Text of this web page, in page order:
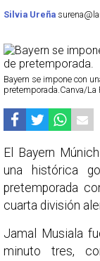
Silvia Ureña
Bayern se impone con
pretemporada.Canva/La
El Bayern
una histórica
pretemporada
cuarta división
Jamal Musiala
minuto tres,